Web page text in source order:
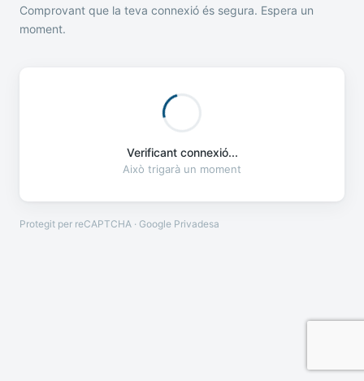
Comprovant que la teva connexió és segura. Espera un
moment.
Verificant connexió...
Això trigarà un moment
Protegit per reCAPTCHA · Google Privadesa